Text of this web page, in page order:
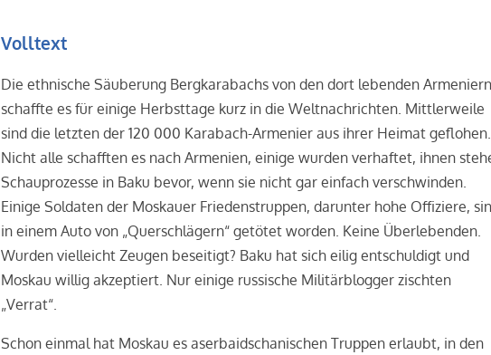
Volltext
Die ethnische Säuberung Bergkarabachs von den dort lebenden Armeniern
schaffte es für einige Herbsttage kurz in die Weltnachrichten. Mittlerweile
sind die letzten der 120 000 Karabach-Armenier aus ihrer Heimat geflohen.
Nicht alle schafften es nach Armenien, einige wurden verhaftet, ihnen
Schauprozesse in Baku bevor, wenn sie nicht gar einfach verschwinden.
Einige Soldaten der Moskauer Friedenstruppen, darunter hohe Offiziere,
in einem Auto von „Querschlägern“ getötet worden. Keine Überlebenden.
Wurden vielleicht Zeugen beseitigt? Baku hat sich eilig entschuldigt und
Moskau willig akzeptiert. Nur einige russische Militärblogger zischten
„Verrat“.
Schon einmal hat Moskau es aserbaidschanischen Truppen erlaubt, in den